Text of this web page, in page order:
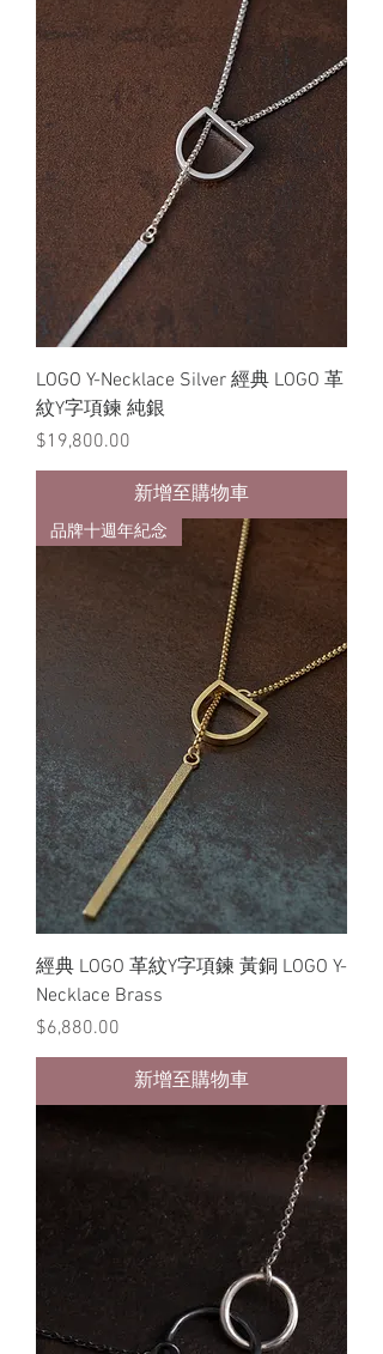
LOGO Y-Necklace Silver 經典 LOGO 革
紋Y字項鍊 純銀
價格
$19,800.00
新增至購物車
品牌十週年紀念
經典 LOGO 革紋Y字項鍊 黃銅 LOGO Y-
Necklace Brass
價格
$6,880.00
新增至購物車